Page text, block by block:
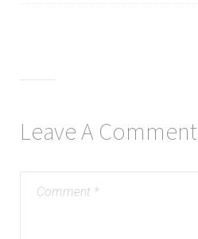
Leave A Comment